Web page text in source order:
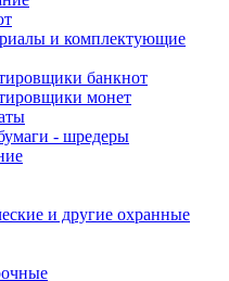
и комплектующие
банкнот
монет
- шредеры
и другие охранные